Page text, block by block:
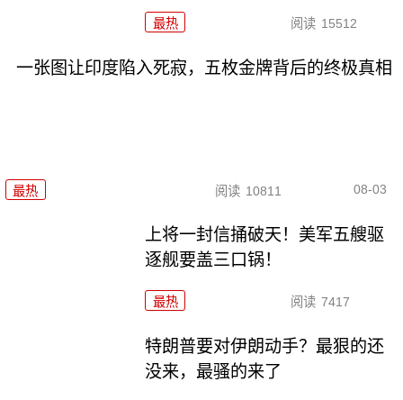
最热 阅读 15512
一张图让印度陷入死寂，五枚金牌背后的终极真相
最热 阅读 10811 08-03
上将一封信捅破天！美军五艘驱
逐舰要盖三口锅！
最热 阅读 7417
特朗普要对伊朗动手？最狠的还
没来，最骚的来了